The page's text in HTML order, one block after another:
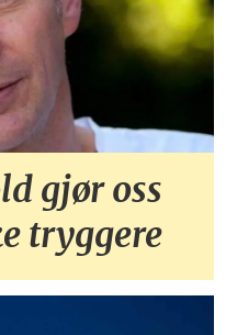
gjør oss
tryggere